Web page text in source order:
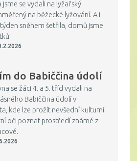
se vydali na lyžařský
na běžecké lyžování. A i
sněhem šetřila, domů jsme
do Babiččina údolí
se žáci 4. a 5. tříd vydali na
Babiččina údolí v
kde lze prožít nevšední kulturní
oči poznat prostředí známé z